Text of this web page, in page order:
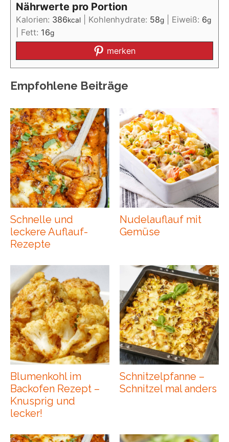
Nährwerte pro Portion
Kalorien: 386kcal Kohlenhydrate: 58g Eiweiß: 6g
Fett: 16g
merken
Empfohlene Beiträge
Schnelle und
leckere Auflauf-
Rezepte
Nudelauflauf mit
Gemüse
Blumenkohl im
Backofen Rezept –
Knusprig und
lecker!
Schnitzelpfanne –
Schnitzel mal anders